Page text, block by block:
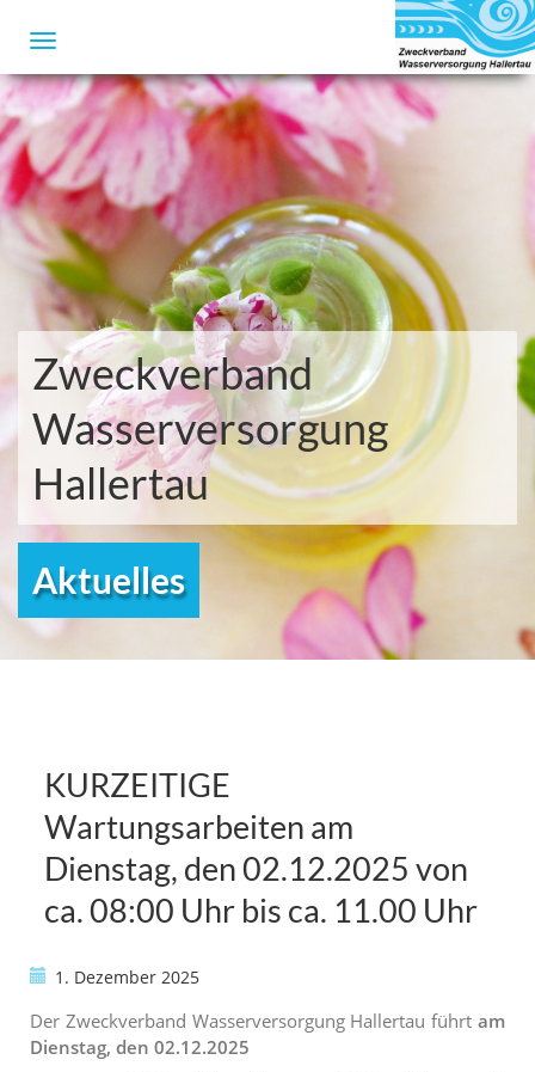
Zweckverband
Wasserversorgung
Hallertau
Aktuelles
KURZEITIGE
Wartungsarbeiten am
Dienstag, den 02.12.2025 von
ca. 08:00 Uhr bis ca. 11.00 Uhr
1. Dezember 2025
Der Zweckverband Wasserversorgung Hallertau führt am
Dienstag, den 02.12.2025